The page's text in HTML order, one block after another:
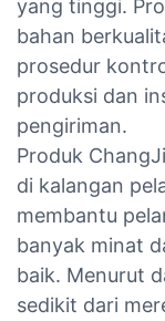
yang tinggi.
bahan
prosedur
produksi dan
pengiriman.
Produk
di kalangan
membantu
banyak minat
baik. Menurut
sedikit dari